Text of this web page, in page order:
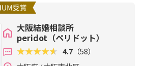
大阪結婚相談所
peridot（ペリドット）
4.7 （58）